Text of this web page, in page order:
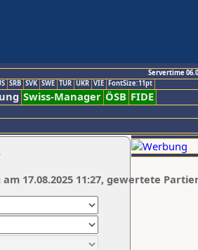
Servertime
SRB SVK SWE TUR UKR VIE FontSize:11pt
Swiss-Manager ÖSB FIDE
17.08.2025 11:27, gewertete